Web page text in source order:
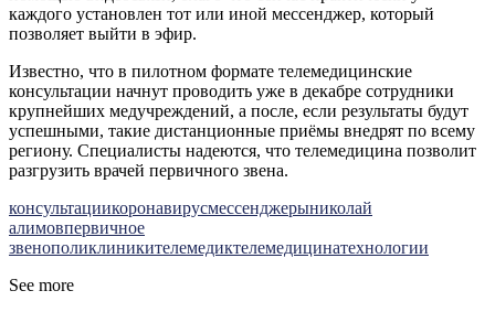
каждого установлен тот или иной мессенджер, который
позволяет выйти в эфир.
Известно, что в пилотном формате телемедицинские
консультации начнут проводить уже в декабре сотрудники
крупнейших медучреждений, а после, если результаты будут
успешными, такие дистанционные приёмы внедрят по всему
региону. Специалисты надеются, что телемедицина позволит
разгрузить врачей первичного звена.
консультациикоронавирусмессенджерыниколай
алимовпервичное
звенополиклиникителемедиктелемедицинатехнологии
See more